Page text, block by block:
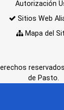
Autorización
Sitios Web
Mapa del
de Pasto.